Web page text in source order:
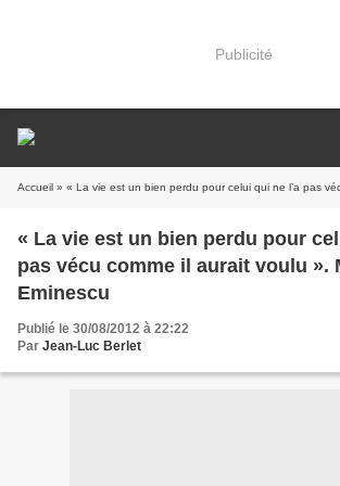
Publicité
Accueil » « La vie est un bien perdu pour celui qui ne l’a pas vécu comme il
« La vie est un bien perdu pour
pas vécu comme il aurait voulu ».
Eminescu
Publié le 30/08/2012 à 22:22
Par Jean-Luc Berlet